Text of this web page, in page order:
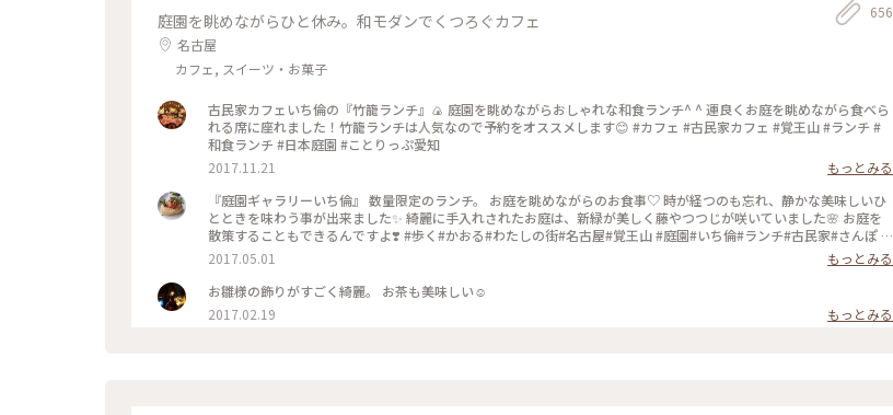
庭園を眺めながらひと休み。和モダンでくつろぐカフェ
名古屋
カフェ, スイーツ・お菓子
656
古民家カフェいち倫の『竹籠ランチ』🍙 庭園を眺めながらおしゃれな和食ランチ^ ^ 運良くお庭を眺めながら食べら
れる席に座れました！竹籠ランチは人気なので予約をオススメします😊 #カフェ #古民家カフェ #覚王山 #ランチ #
和食ランチ #日本庭園 #ことりっぷ愛知
2017.11.21
もっとみる
『庭園ギャラリーいち倫』 数量限定のランチ。 お庭を眺めながらのお食事♡ 時が経つのも忘れ、静かな美味しいひ
とときを味わう事が出来ました✨ 綺麗に手入れされたお庭は、新緑が美しく藤やつつじが咲いていました🌸 お庭を
散策することもできるんですよ❣️ #歩く#かおる#わたしの街#名古屋#覚王山 #庭園#いち倫#ランチ#古民家#さんぽ #
数量限定
2017.05.01
もっとみる
お雛様の飾りがすごく綺麗。 お茶も美味しい☺️
2017.02.19
もっとみる